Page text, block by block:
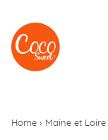
Naar het
Naar de
Home › Maine et Loire